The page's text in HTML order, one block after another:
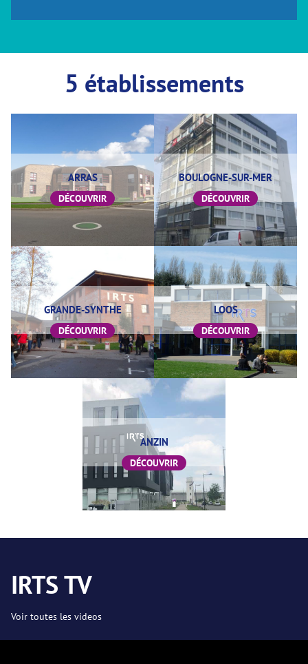
5 établissements
ARRAS
DÉCOUVRIR
BOULOGNE-SUR-MER
DÉCOUVRIR
GRANDE-SYNTHE
DÉCOUVRIR
LOOS
DÉCOUVRIR
ANZIN
DÉCOUVRIR
IRTS TV
Voir toutes les videos